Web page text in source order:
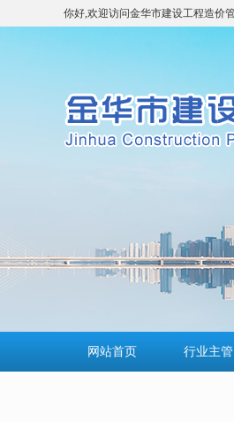
你好,欢迎访问金华市建设工程造价
网站首页 行业主管